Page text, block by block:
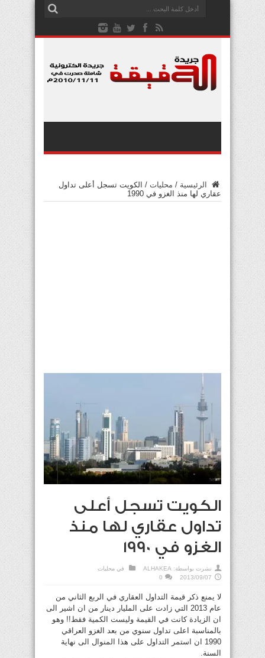
الرئيسية / محليات / الكويت تسجل أعلى تداول
عقاري لها منذ الغزو في 1990
الكويت تسجل أعلى
تداول عقاري لها منذ
الغزو في 1990
نشرت بواسطة: ALHAKEA في محليات
2013/09/07
0
لا يمنع ذكر قيمة التداول العقاري في الربع الثاني من
عام 2013 التي زادت على المليار دينار من ان اشير الى
ان الزيادة كانت في القيمة وليست الكمية فقط!! وهو
بالمناسبة اعلى تداول سنوي من بعد الغزو العراقي
1990 ان استمر التداول على هذا المنوال الى نهاية
السنة.